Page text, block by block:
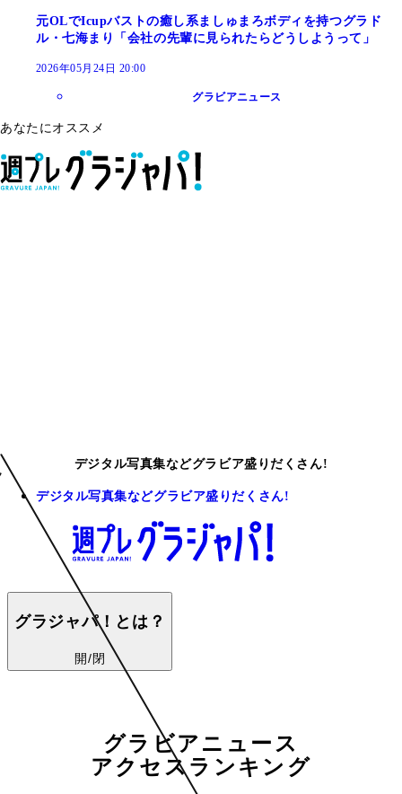
元OLでIcupバストの癒し系ましゅまろボディを持つグラド
ル・七海まり「会社の先輩に見られたらどうしようって」
2026年05月24日 20:00
グラビアニュース
あなたにオススメ
デジタル写真集などグラビア盛りだくさん!
デジタル写真集などグラビア盛りだくさん!
グラジャパ！とは？
開/閉
グラビアニュース
アクセスランキング